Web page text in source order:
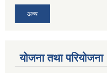
अन्य
योजना तथा परियोजना